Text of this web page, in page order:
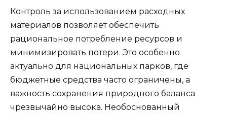
Контроль за использованием расходных
материалов позволяет обеспечить
рациональное потребление ресурсов и
минимизировать потери. Это особенно
актуально для национальных парков, где
бюджетные средства часто ограничены, а
важность сохранения природного баланса
чрезвычайно высока. Необоснованный